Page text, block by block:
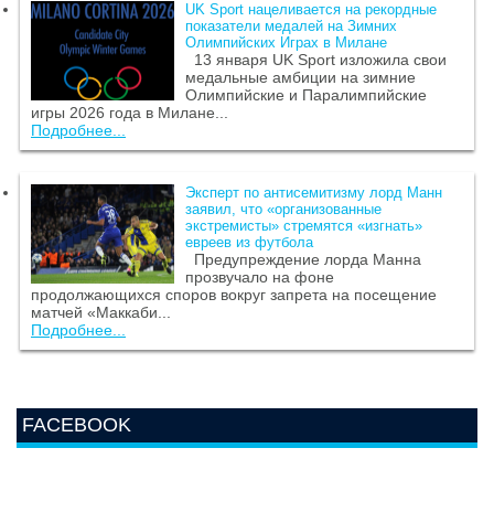
UK Sport нацеливается на рекордные
показатели медалей на Зимних
Олимпийских Играх в Милане
13 января UK Sport изложила свои
медальные амбиции на зимние
Олимпийские и Паралимпийские
игры 2026 года в Милане...
Подробнее...
Эксперт по антисемитизму лорд Манн
заявил, что «организованные
экстремисты» стремятся «изгнать»
евреев из футбола
Предупреждение лорда Манна
прозвучало на фоне
продолжающихся споров вокруг запрета на посещение
матчей «Маккаби...
Подробнее...
FACEBOOK